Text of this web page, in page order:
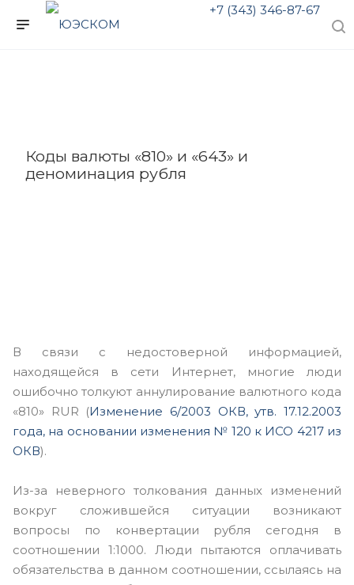
+7 (343) 346-87-67
Коды валюты «810» и «643» и
деноминация рубля
В связи с недостоверной информацией,
находящейся в сети Интернет, многие люди
ошибочно толкуют аннулирование валютного кода
«810» RUR (Изменение 6/2003 ОКВ, утв. 17.12.2003
года, на основании изменения № 120 к ИСО 4217 из
ОКВ).
Из-за неверного толкования данных изменений
вокруг сложившейся ситуации возникают
вопросы по конвертации рубля сегодня в
соотношении 1:1000. Люди пытаются оплачивать
обязательства в данном соотношении, ссылаясь на